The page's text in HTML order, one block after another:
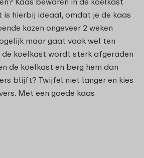
is hierbij ideaal, omdat je de kaas
kazen ongeveer 2 weken
maar gaat vaak wel ten
koelkast wordt sterk afgeraden
de koelkast en berg hem dan
blijft? Twijfel niet langer en kies
Met een goede kaas